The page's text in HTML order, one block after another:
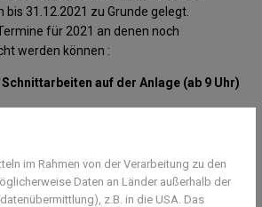
31.12.2021 zu Grunde gelegt.
für 2021 an denen noch
werden können :
auf der Anlage (ab 9 Uhr)
Oktober) Schließung der Außenplätze und
9 Uhr)
im Rahmen von der Verarbeitung zu den
Daten an Länder außerhalb der
z.B. in die USA. Das